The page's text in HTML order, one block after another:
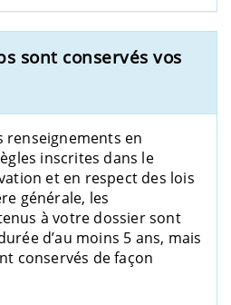
sont conservés vos
renseignements en
inscrites dans le
et en respect des lois
générale, les
à votre dossier sont
d’au moins 5 ans, mais
conservés de façon